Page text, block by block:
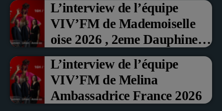
L’interview de l’équipe
VIV’FM de Mademoiselle
oise 2026 , 2eme Dauphine et
Prix du Public , Marche aux
fruits rouge Noyon 2026
L’interview de l’équipe
VIV’FM de Melina
Ambassadrice France 2026